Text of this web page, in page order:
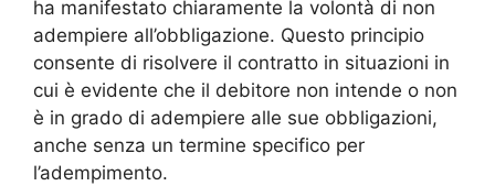
ha manifestato chiaramente la volontà di non
adempiere all’obbligazione. Questo principio
consente di risolvere il contratto in situazioni in
cui è evidente che il debitore non intende o non
è in grado di adempiere alle sue obbligazioni,
anche senza un termine specifico per
l’adempimento.